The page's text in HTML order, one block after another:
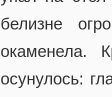
белизне
окаменела.
осунулось: